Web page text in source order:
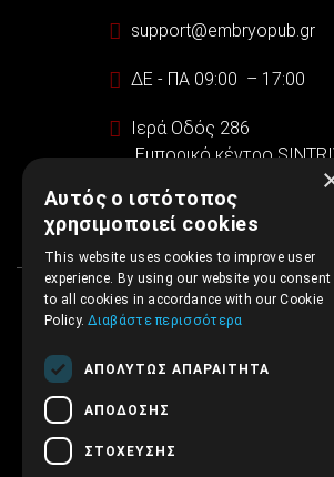
support@embryopub.gr
ΔΕ - ΠΑ 09:00 – 17:00
Ιερά Οδός 286
Εμπορικό κέντρο
122 43 Αιγάλεω Αθήνα,
Αυτός ο ιστότοπος
χρησιμοποιεί cookies
This website uses cookies to improve user
experience. By using our website you consent
to all cookies in accordance with our Cookie
Policy.Διαβάστε περισσότερα
ΑΠΟΛΎΤΩΣ ΑΠΑΡΑΊΤΗΤΑ
ΑΠΌΔΟΣΗΣ
ΣΤΌΧΕΥΣΗΣ